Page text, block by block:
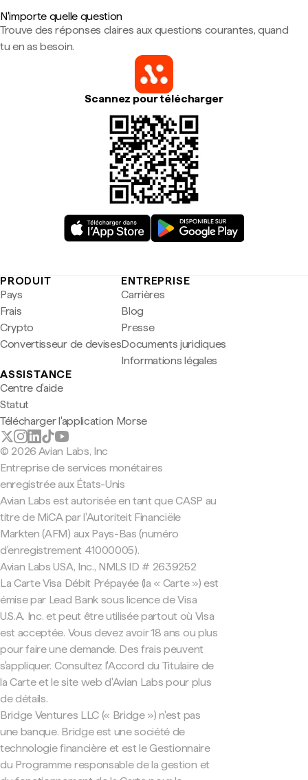
N'importe quelle question
Trouve des réponses claires aux questions courantes, quand
tu en as besoin.
Scannez pour télécharger
PRODUIT
Pays
Frais
Crypto
Convertisseur de devises
ENTREPRISE
Carrières
Blog
Presse
Documents juridiques
Informations légales
ASSISTANCE
Centre d'aide
Statut
Télécharger l'application Morse
© 2026 Avian Labs, Inc
Entreprise de services monétaires
enregistrée aux États-Unis
Avian Labs est autorisée en tant que CASP au
titre de MiCA par l'Autoriteit Financiële
Markten (AFM) aux Pays-Bas (numéro
d'enregistrement 41000005).
Avian Labs USA, Inc., NMLS ID # 2639252
La Carte Visa Débit Prépayée (la « Carte ») est
émise par Lead Bank sous licence de Visa
U.S.A. Inc. et peut être utilisée partout où Visa
est acceptée. Vous devez avoir 18 ans ou plus
pour faire une demande. Des frais peuvent
s'appliquer. Consultez l'Accord du Titulaire de
la Carte et le site web d'Avian Labs pour plus
de détails.
Bridge Ventures LLC (« Bridge ») n'est pas
une banque. Bridge est une société de
technologie financière et est le Gestionnaire
du Programme responsable de la gestion et